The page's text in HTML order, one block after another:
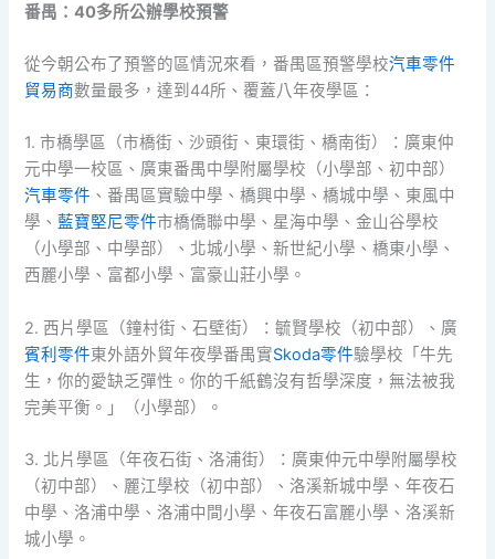
番禺：40多所公辦學校預警
從今朝公布了預警的區情況來看，番禺區預警學校汽車零件
貿易商數量最多，達到44所、覆蓋八年夜學區：
1. 市橋學區（市橋街、沙頭街、東環街、橋南街）：廣東仲
元中學一校區、廣東番禺中學附屬學校（小學部、初中部）
汽車零件 、番禺區實驗中學、橋興中學、橋城中學、東風中
學、藍寶堅尼零件市橋僑聯中學、星海中學、金山谷學校
（小學部、中學部）、北城小學、新世紀小學、橋東小學、
西麗小學、富都小學、富豪山莊小學。
2. 西片學區（鐘村街、石壁街）：毓賢學校（初中部）、廣
賓利零件東外語外貿年夜學番禺實Skoda零件驗學校「牛先
生，你的愛缺乏彈性。你的千紙鶴沒有哲學深度，無法被我
完美平衡。」（小學部）。
3. 北片學區（年夜石街、洛浦街）：廣東仲元中學附屬學校
（初中部）、麗江學校（初中部）、洛溪新城中學、年夜石
中學、洛浦中學、洛浦中間小學、年夜石富麗小學、洛溪新
城小學。